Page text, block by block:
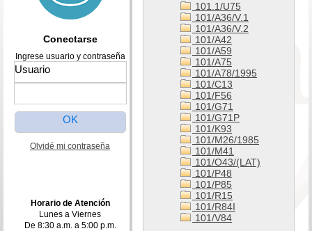
101.1/U75
101/A36/V.1
101/A36/V.2
101/A42
101/A59
101/A75
101/A78/1995
101/C13
101/F56
101/G71
101/G71P
101/K93
101/M26/1985
101/M41
101/O43/(LAT)
101/P48
101/P85
101/R15
101/R84I
101/V84
Conectarse
Ingrese usuario y contraseña
Olvidé mi contraseña
Horario de Atención
Lunes a Viernes
De 8:30 a.m. a 5:00 p.m.